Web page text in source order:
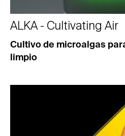
ALKA - Cultivating Air
Cultivo de microalgas
limpio